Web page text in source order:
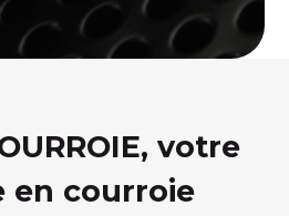
votre
en courroie